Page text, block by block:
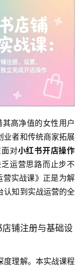
高净值的女性用户
业者和传统商家拓展
对小红书开店操作
运营思路而止步不
营实战课》正是为解
认知到实战运营的全
铺注册与基础设
度理解。本实战课程